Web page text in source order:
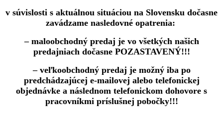
v súvislosti s aktuálnou situáciou na Slovensku dočasne
zavádzame nasledovné opatrenia:
– maloobchodný predaj je vo všetkých našich
predajniach dočasne POZASTAVENÝ!!!
– veľkoobchodný predaj je možný iba po
predchádzajúcej e-mailovej alebo telefonickej
objednávke a následnom telefonickom dohovore s
pracovníkmi príslušnej pobočky!!!